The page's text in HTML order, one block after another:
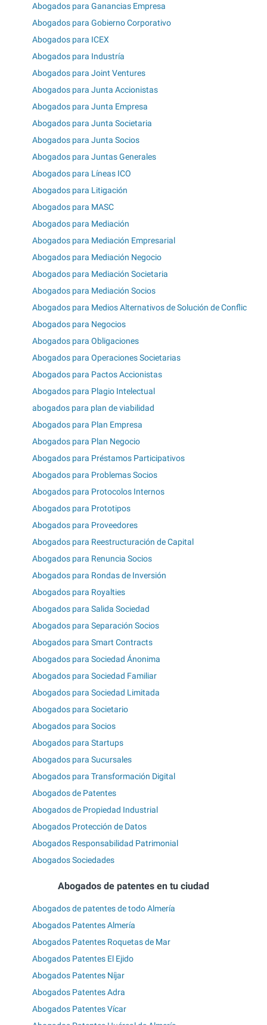
Abogados para Ganancias Empresa
Abogados para Gobierno Corporativo
Abogados para ICEX
Abogados para Industría
Abogados para Joint Ventures
Abogados para Junta Accionistas
Abogados para Junta Empresa
Abogados para Junta Societaria
Abogados para Junta Socios
Abogados para Juntas Generales
Abogados para Líneas ICO
Abogados para Litigación
Abogados para MASC
Abogados para Mediación
Abogados para Mediación Empresarial
Abogados para Mediación Negocio
Abogados para Mediación Societaria
Abogados para Mediación Socios
Abogados para Medios Alternativos de Solución de Conflic
Abogados para Negocios
Abogados para Obligaciones
Abogados para Operaciones Societarias
Abogados para Pactos Accionistas
Abogados para Plagio Intelectual
abogados para plan de viabilidad
Abogados para Plan Empresa
Abogados para Plan Negocio
Abogados para Préstamos Participativos
Abogados para Problemas Socios
Abogados para Protocolos Internos
Abogados para Prototipos
Abogados para Proveedores
Abogados para Reestructuración de Capital
Abogados para Renuncia Socios
Abogados para Rondas de Inversión
Abogados para Royalties
Abogados para Salida Sociedad
Abogados para Separación Socios
Abogados para Smart Contracts
Abogados para Sociedad Ánonima
Abogados para Sociedad Familiar
Abogados para Sociedad Limitada
Abogados para Societario
Abogados para Socios
Abogados para Startups
Abogados para Sucursales
Abogados para Transformación Digital
Abogados de Patentes
Abogados de Propiedad Industrial
Abogados Protección de Datos
Abogados Responsabilidad Patrimonial
Abogados Sociedades
Abogados de patentes en tu ciudad
Abogados de patentes de todo Almería
Abogados Patentes Almería
Abogados Patentes Roquetas de Mar
Abogados Patentes El Ejido
Abogados Patentes Níjar
Abogados Patentes Adra
Abogados Patentes Vícar